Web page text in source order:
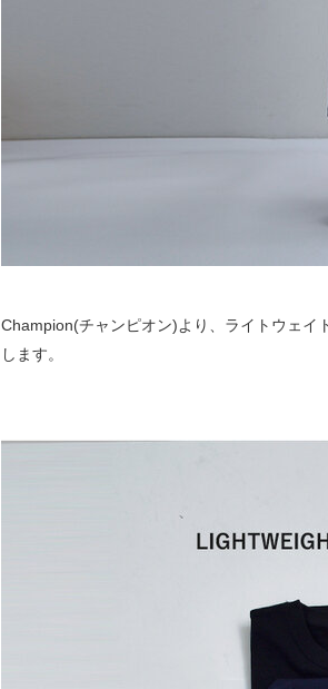
Champion(チャンピオン)より、ライトウェイ
します。